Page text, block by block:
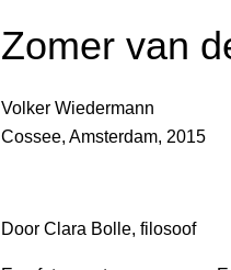
Zomer van
Volker Wiedermann
Cossee, Amsterdam, 2015
Door Clara Bolle, filosoof